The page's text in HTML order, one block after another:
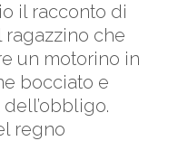
il racconto di
che
un motorino in
bocciato e
regno